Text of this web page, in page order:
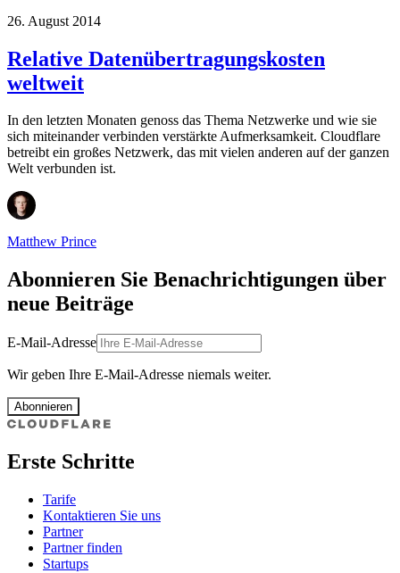
26. August 2014
Relative Datenübertragungskosten
weltweit
In den letzten Monaten genoss das Thema Netzwerke und wie sie
sich miteinander verbinden verstärkte Aufmerksamkeit. Cloudflare
betreibt ein großes Netzwerk, das mit vielen anderen auf der ganzen
Welt verbunden ist.
Matthew Prince
Abonnieren Sie Benachrichtigungen über
neue Beiträge
E-Mail-Adresse
Wir geben Ihre E-Mail-Adresse niemals weiter.
Abonnieren
Erste Schritte
Tarife
Kontaktieren Sie uns
Partner
Partner finden
Startups